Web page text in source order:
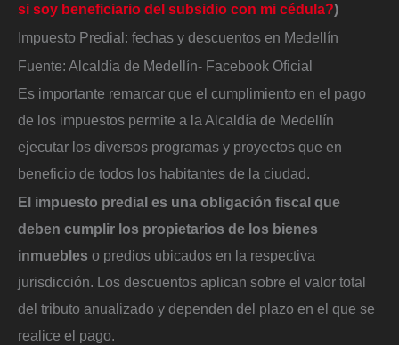
si soy beneficiario del subsidio con mi cédula?)
Impuesto Predial: fechas y descuentos en Medellín
Fuente: Alcaldía de Medellín- Facebook Oficial
Es importante remarcar que el cumplimiento en el pago
de los impuestos permite a la Alcaldía de Medellín
ejecutar los diversos programas y proyectos que en
beneficio de todos los habitantes de la ciudad.
El impuesto predial es una obligación fiscal que
deben cumplir los propietarios de los bienes
inmuebles o predios ubicados en la respectiva
jurisdicción. Los descuentos aplican sobre el valor total
del tributo anualizado y dependen del plazo en el que se
realice el pago.